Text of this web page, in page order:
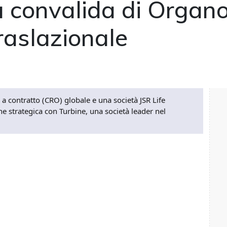
di
contratto (CRO) globale e una società JSR Life
strategica con Turbine, una società leader nel